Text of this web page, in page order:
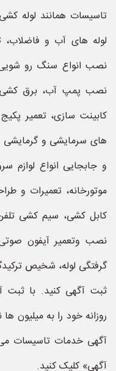
تاسیسات همانند لوله
لوله های آب و
نصب انواع سنگ رو
نصب پمپ آب، برق
کابینت سازی، تعمیر
های سرمایشی و
و جابجایی انواع لوازم
موتورخانه، تعمیرات و
کابل کشی، سیم کشی
نصب وتعمیر آیفون
گرفتگی لوله، شخیص
ثبت آگهی کنید. با ثبت
روزانه خود را به میلیون
آگهی خدمات تاسیسات می
آگهی» کلیک کنید.